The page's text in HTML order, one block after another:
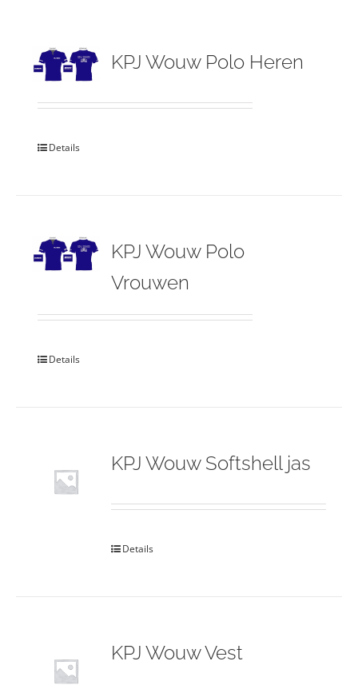
KPJ Wouw Polo Heren
Details
KPJ Wouw Polo
Vrouwen
Details
KPJ Wouw Softshell jas
Details
KPJ Wouw Vest